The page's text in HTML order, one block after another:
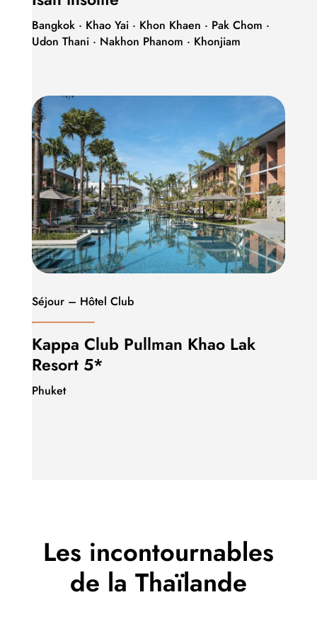
Bangkok · Khao Yai · Khon Khaen · Pak Chom ·
Udon Thani · Nakhon Phanom · Khonjiam
Séjour – Hôtel Club
Kappa Club Pullman Khao Lak
Resort 5*
Phuket
Les incontournables
de la Thaïlande